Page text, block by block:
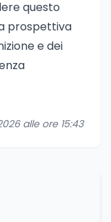
questo
prospettiva
e dei
alle ore 15:43